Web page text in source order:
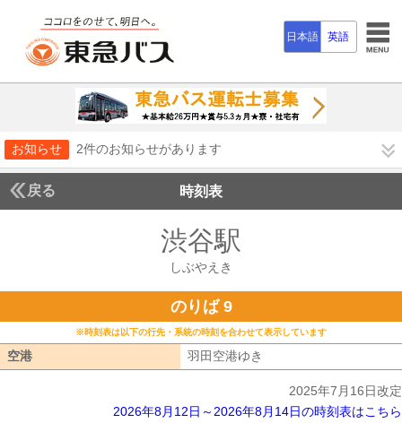
日本語 英語
お知らせ 2件のお知らせがあります
戻る 時刻表
渋谷駅
しぶやえき
のりば 9
※時刻表は以下の行先・系統の時刻を合わせて表示しています
空港 羽田空港ゆき
2025年7月16日改定
2026年8月12日～2026年8月14日の時刻表はこちら